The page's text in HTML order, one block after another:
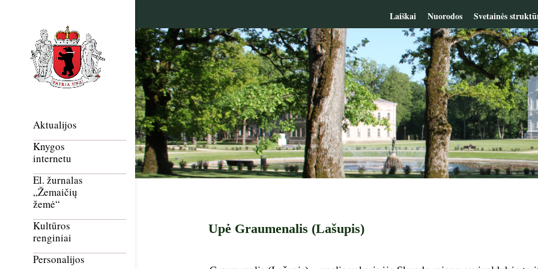
Laiškai Nuorodos Svetainės
Aktualijos
Knygos
internetu
El. žurnalas
„Žemaičių
žemė“
Kultūros
renginiai
Personalijos
Upė Graumenalis (Lašupis)